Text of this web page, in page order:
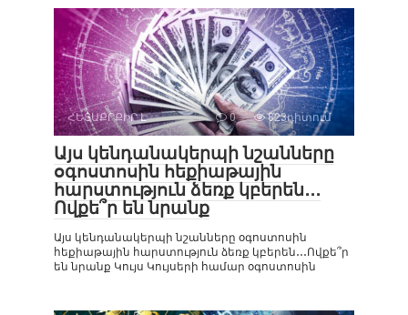
ՀԵՏԱՔՐՔԻՐ Է 0 823դիտում
Այս կենդանակերպի նշանները
օգոստոսին հեքիաթային
հարստություն ձեռք կբերեն․․․
Ովքե՞ր են նրանք
Այս կենդանակերպի նշանները օգոստոսին
հեքիաթային հարստություն ձեռք կբերեն․․․Ովքե՞ր
են նրանք Կույս Կույսերի համար օգոստոսին